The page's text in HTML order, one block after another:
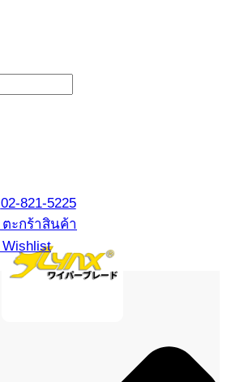
02-821-5225
ตะกร้าสินค้า
Wishlist